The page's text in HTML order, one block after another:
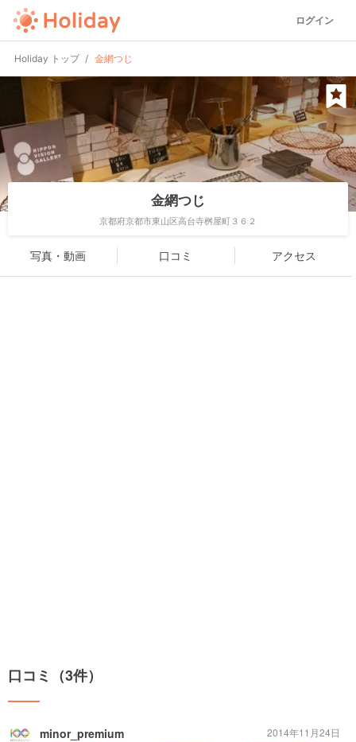
ログイン
Holiday トップ 金網つじ
金網つじ
京都府京都市東山区高台寺桝屋町３６２
写真・動画 口コミ アクセス
口コミ（3件）
minor_premium
2014年11月24日